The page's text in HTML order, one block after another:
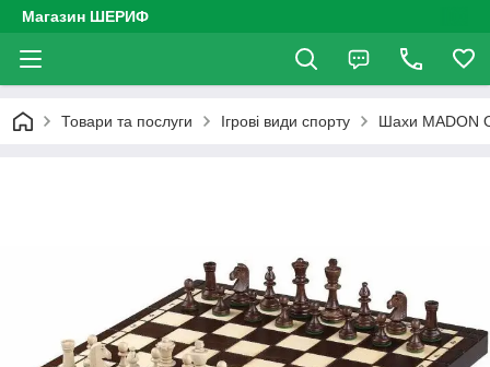
Магазин ШЕРИФ
Товари та послуги Ігрові види спорту Шахи MADON